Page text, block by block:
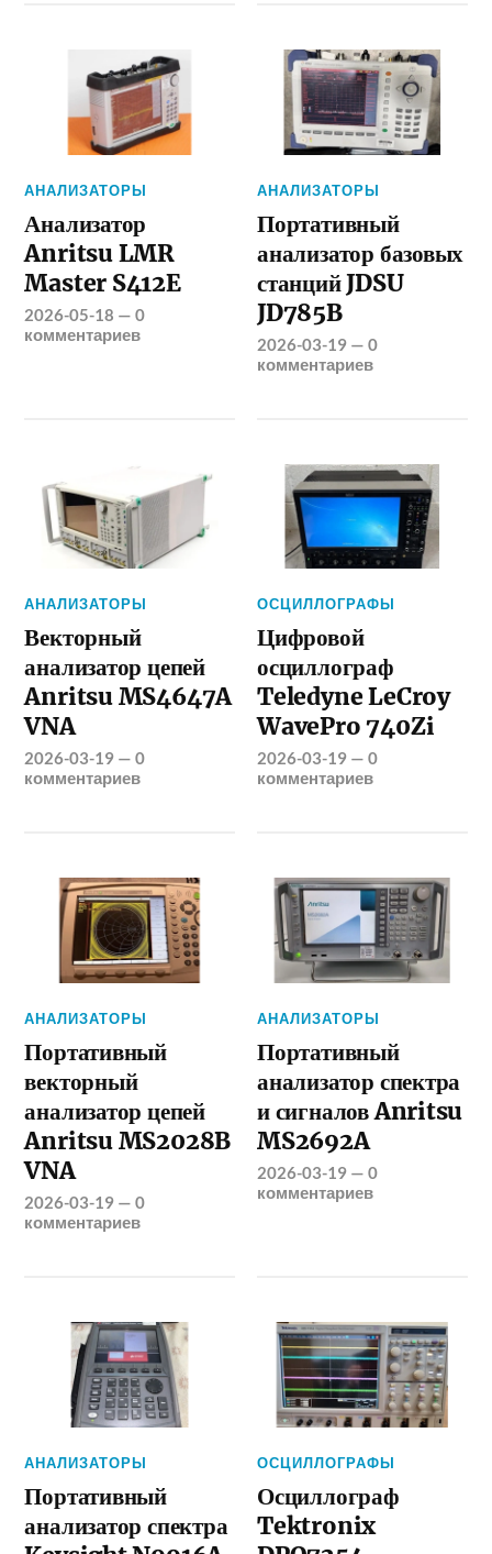
АНАЛИЗАТОРЫ
Анализатор
Anritsu LMR
Master S412E
2026-05-18 —0
комментариев
АНАЛИЗАТОРЫ
Портативный
анализатор базовых
станций JDSU
JD785B
2026-03-19 —0
комментариев
АНАЛИЗАТОРЫ
Векторный
анализатор цепей
Anritsu MS4647A
VNA
2026-03-19 —0
комментариев
ОСЦИЛЛОГРАФЫ
Цифровой
осциллограф
Teledyne LeCroy
WavePro 740Zi
2026-03-19 —0
комментариев
АНАЛИЗАТОРЫ
Портативный
векторный
анализатор цепей
Anritsu MS2028B
VNA
2026-03-19 —0
комментариев
АНАЛИЗАТОРЫ
Портативный
анализатор спектра
и сигналов Anritsu
MS2692A
2026-03-19 —0
комментариев
АНАЛИЗАТОРЫ
Портативный
анализатор спектра
ОСЦИЛЛОГРАФЫ
Осциллограф
Tektronix